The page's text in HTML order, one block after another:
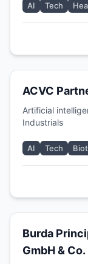
AI Tech
ACVC
Artificial
Industrials
AI Tech
Burda
GmbH & Co.